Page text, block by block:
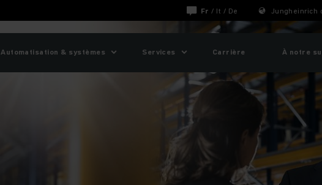
Fr / It / De Jungheinrich
Automatisation & systèmes Services Carrière À notre